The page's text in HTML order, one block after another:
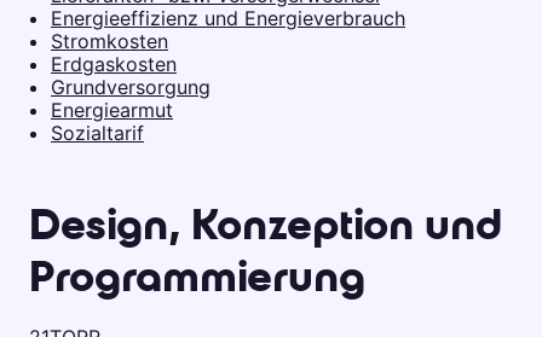
Energieeffizienz und Energieverbrauch
Stromkosten
Erdgaskosten
Grundversorgung
Energiearmut
Sozialtarif
Design, Konzeption und
Programmierung